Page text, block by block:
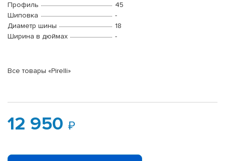
Профиль
45
Шиповка
-
Диаметр шины
18
Ширина в дюймах
-
Все товары «Pirelli»
12 950